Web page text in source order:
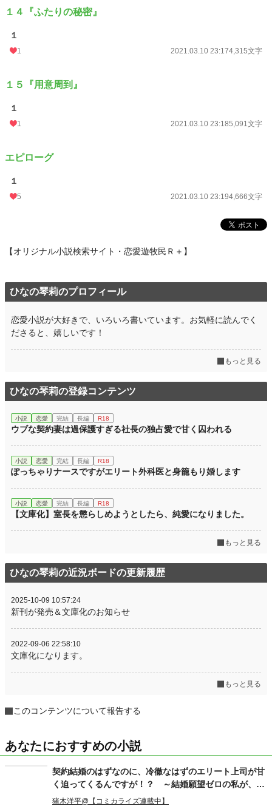
１４『ふたりの秘密』
１
1 2021.03.10 23:174,315文字
１５『用意周到』
１
1 2021.03.10 23:185,091文字
エピローグ
１
5 2021.03.10 23:194,666文字
【オリジナル小説検索サイト・恋愛遊牧民Ｒ＋】
ひなの琴莉のプロフィール
恋愛小説が大好きで、いろいろ書いています。お気軽に読んでく
ださると、嬉しいです！
もっと見る
ひなの琴莉の登録コンテンツ
小説 恋愛 完結 長編 R18
ウブな契約妻は過保護すぎる社長の独占愛で甘く囚われる
小説 恋愛 完結 長編 R18
ぽっちゃりナースですがエリート外科医と身籠もり婚します
小説 恋愛 完結 長編 R18
【文庫化】室長を懲らしめようとしたら、純愛になりました。
もっと見る
ひなの琴莉の近況ボードの更新履歴
2025-10-09 10:57:24
新刊が発売＆文庫化のお知らせ
2022-09-06 22:58:10
文庫化になります。
もっと見る
このコンテンツについて報告する
あなたにおすすめの小説
契約結婚のはずなのに、冷徹なはずのエリート上司が甘
く迫ってくるんですが！？ ～結婚願望ゼロの私が、な
ぜか愛されすぎて逃げられません～
猪木洋平@【コミカライズ連載中】